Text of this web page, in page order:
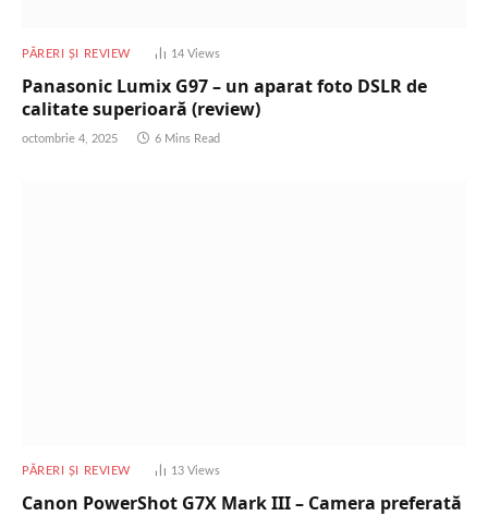
PĂRERI ȘI REVIEW 14 Views
Panasonic Lumix G97 – un aparat foto DSLR de
calitate superioară (review)
octombrie 4, 2025 6 Mins Read
PĂRERI ȘI REVIEW 13 Views
Canon PowerShot G7X Mark III – Camera preferată